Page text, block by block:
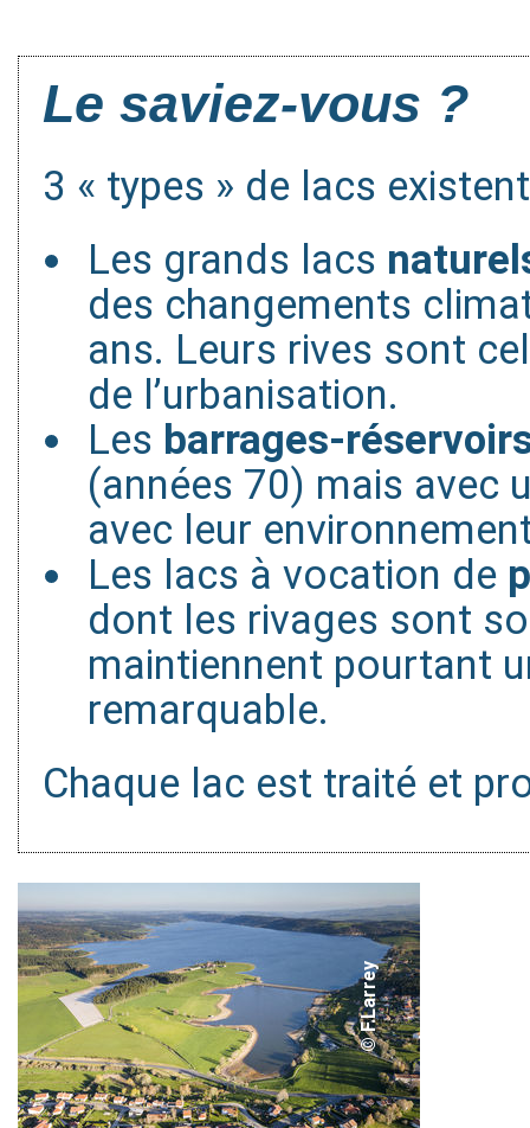
Le saviez-vous ?
3 « types » de lacs
Les grands lacs
des changements
ans. Leurs rives sont
de l’urbanisation.
Les barrages-
(années 70) mais avec
avec leur
Les lacs à vocation de
dont les rivages sont
maintiennent pourtant
remarquable.
Chaque lac est traité et
© F.Larrey